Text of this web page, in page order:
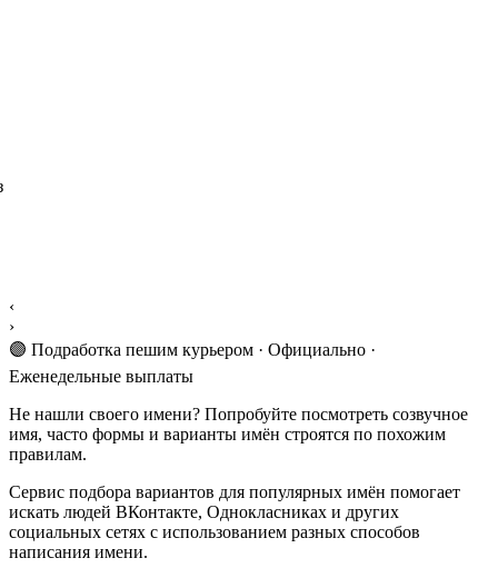
‹
›
🟣 Подработка пешим курьером · Официально ·
Еженедельные выплаты
Не нашли своего имени? Попробуйте посмотреть созвучное
имя, часто формы и варианты имён строятся по похожим
правилам.
Сервис подбора вариантов для популярных имён помогает
искать людей ВКонтакте, Однокласниках и других
социальных сетях с использованием разных способов
написания имени.